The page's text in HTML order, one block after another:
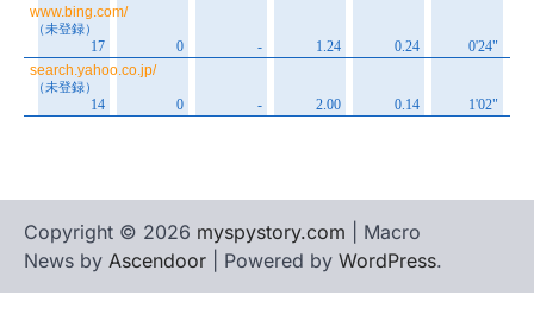
Copyright © 2026 myspystory.com | Macro
News by Ascendoor | Powered by WordPress.